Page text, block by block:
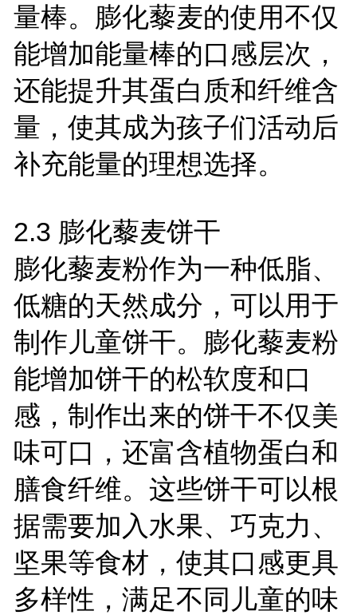
量棒。膨化藜麦的使用不仅
能增加能量棒的口感层次，
还能提升其蛋白质和纤维含
量，使其成为孩子们活动后
补充能量的理想选择。
2.3 膨化藜麦饼干
膨化藜麦粉作为一种低脂、
低糖的天然成分，可以用于
制作儿童饼干。膨化藜麦粉
能增加饼干的松软度和口
感，制作出来的饼干不仅美
味可口，还富含植物蛋白和
膳食纤维。这些饼干可以根
据需要加入水果、巧克力、
坚果等食材，使其口感更具
多样性，满足不同儿童的味